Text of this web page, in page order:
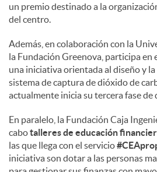
un premio destinado a la
del centro.
Además, en colaboración con la
la Fundación Greenova, participa en
una iniciativa orientada al diseño y
sistema de captura de dióxido de
actualmente inicia su tercera fase de
En paralelo, la Fundación Caja
cabotalleres de educación
las que llega con el servicio
iniciativa son dotar a las personas